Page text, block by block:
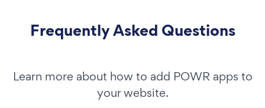
Frequently Asked Questions
Learn more about how to add POWR apps to
your website.